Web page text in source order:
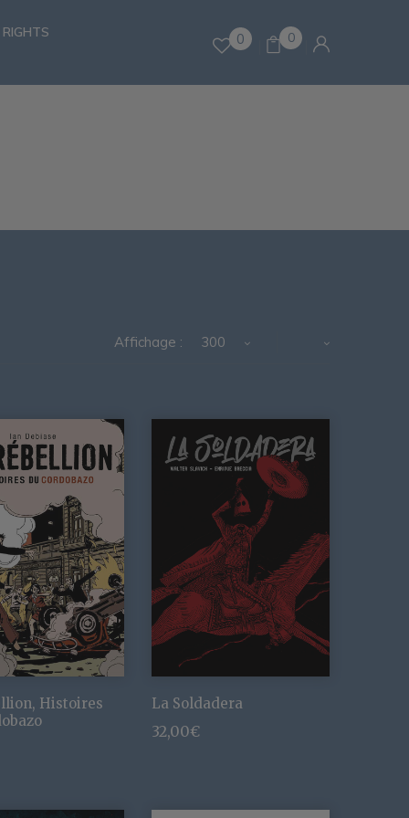
RIGHTS
0 0
Affichage : 300
Histoires
La Soldadera
32,00€